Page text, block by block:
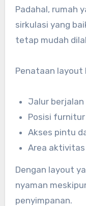
Padahal, rumah
sirkulasi yang
tetap mudah
Penataan layout
Jalur berjalan
Posisi furnitur
Akses pintu
Area
Dengan layout
nyaman
penyimpanan.